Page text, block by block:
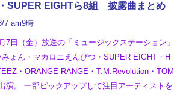
SUPER EIGHTら8組 披露曲まとめ
7 am9時
7日（金）放送の「ミュージックステーション」
みょん・マカロニえんぴつ・SUPER EIGHT・H
・ORANGE RANGE・T.M.Revolution・TOM
演。 一部ピックアップして注目アーティストを